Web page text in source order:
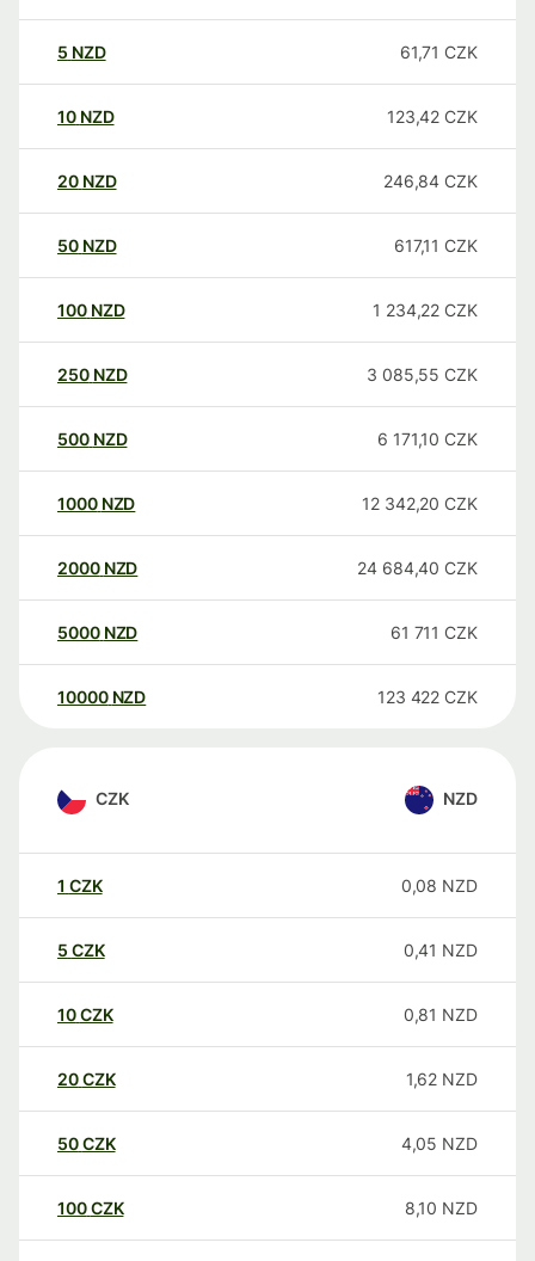
5 NZD 61,71 CZK
10 NZD 123,42 CZK
20 NZD 246,84 CZK
50 NZD 617,11 CZK
100 NZD 1 234,22 CZK
250 NZD 3 085,55 CZK
500 NZD 6 171,10 CZK
1000 NZD 12 342,20 CZK
2000 NZD 24 684,40 CZK
5000 NZD 61 711 CZK
10000 NZD 123 422 CZK
CZK NZD
1 CZK 0,08 NZD
5 CZK 0,41 NZD
10CZK 0,81 NZD
20CZK 1,62 NZD
50CZK 4,05 NZD
100CZK 8,10 NZD